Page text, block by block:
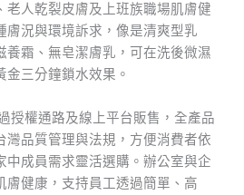
老人乾裂皮膚及上班族職場肌膚健
膚況與環境訴求，像是清爽型乳
養霜、無皂潔膚乳，可在洗後微濕
三分鐘鎖水效果。
授權通路及線上平台販售，全產品
灣品質管理與法規，方便消費者依
中成員需求靈活選購。辦公室與企
膚健康，支持員工透過簡單、高